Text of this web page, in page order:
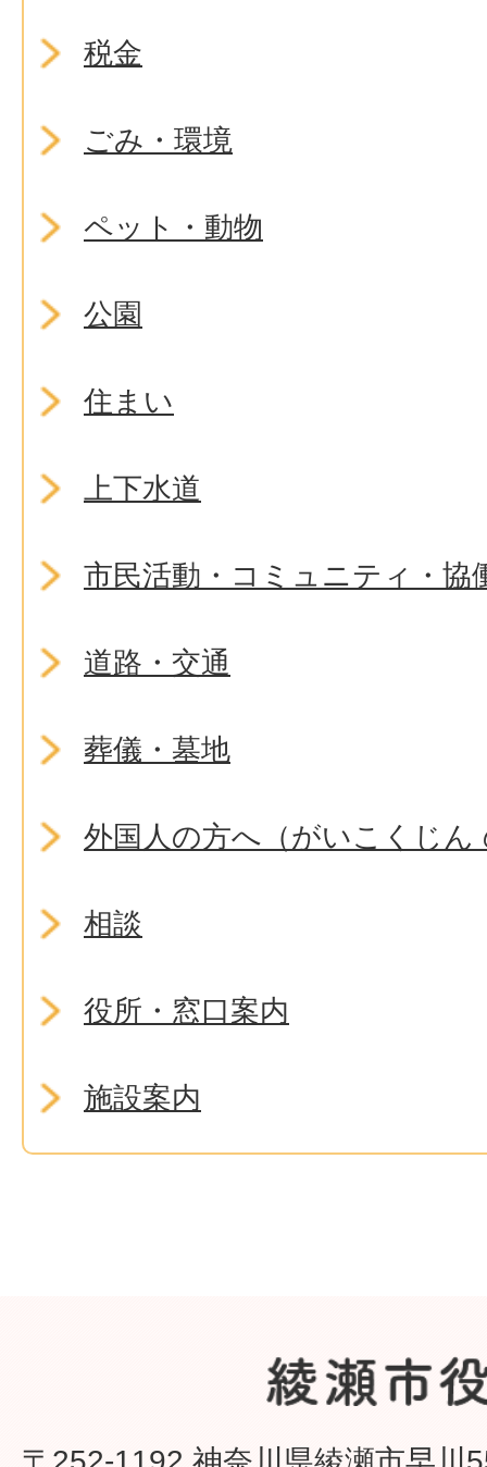
税金
ごみ・環境
ペット・動物
公園
住まい
上下水道
市民活動・コミュニティ・協
道路・交通
葬儀・墓地
外国人の方へ（がいこくじん
相談
役所・窓口案内
施設案内